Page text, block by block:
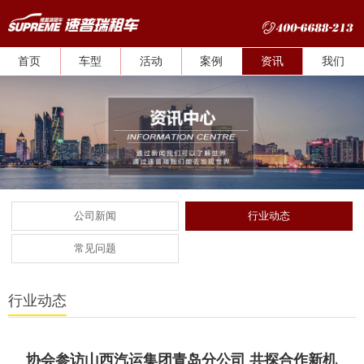
首页 车型 活动 案例 资讯 我们
公司新闻 行业动态
常见问题
行业动态
协会参访山西汽运集团青岛分公司 共探合作新机